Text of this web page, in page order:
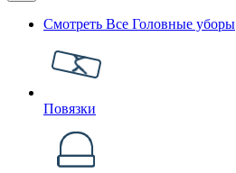
Смотреть Все Головные уборы
Повязки